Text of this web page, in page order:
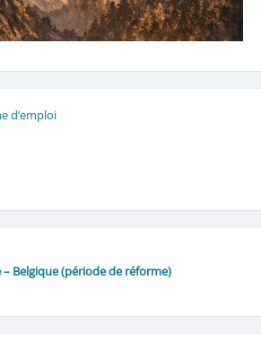
d’emploi
– Belgique (période de réforme)